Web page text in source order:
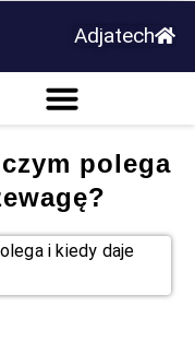
Adjatech
polega